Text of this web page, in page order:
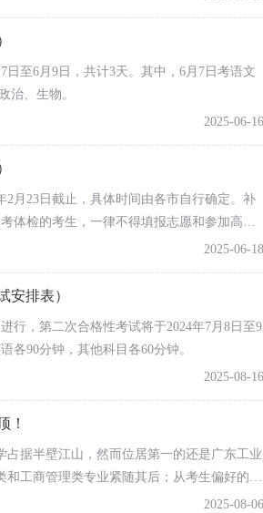
4月10—12日网上注册及网上报名，13
—15日现场确认
根据高中学校的教学情况、高校招生
至6月9日，共计3天。其中，6月7日考语文
治、生物。
2025-06-16
2月23日截止，具体时间由各市自行确定。补
体检的考生，一律不得填报志愿和参加高校
2025-06-18
安排表）
行，第二次合格性考试将于2024年7月8日至9
各90分钟，其他科目各60分钟。
2025-08-16
！
据半壁江山，然而位居第一的还是广东工业
工商管理类专业紧随其后；从考生偏好的职
……今年广东省高考生报考情况如何？接下来
2025-08-06